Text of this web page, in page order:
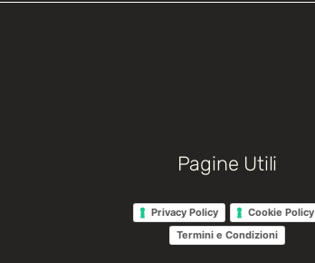
Pagine Utili
Privacy Policy
Cookie Policy
Termini e Condizioni